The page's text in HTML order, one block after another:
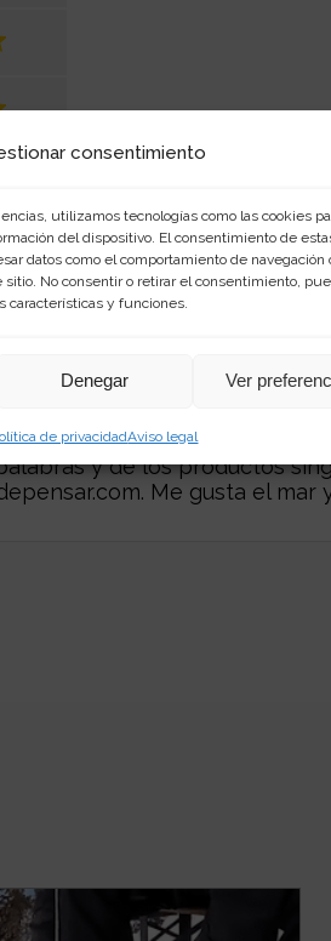
consentimiento
utilizamos tecnologías como las cookies
del dispositivo. El consentimiento de
datos como el comportamiento de navegación
No consentir o retirar el consentimiento,
características y funciones.
Denegar Ver
de privacidadAviso legal
y de los productos
. Me gusta el mar